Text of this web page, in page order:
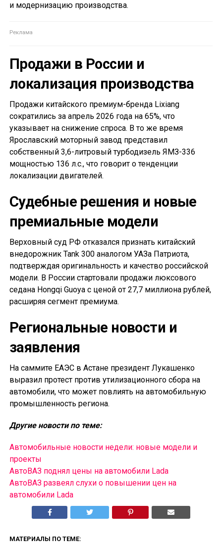
и модернизацию производства.
Продажи в России и
локализация производства
Продажи китайского премиум-бренда Lixiang
сократились за апрель 2026 года на 65%, что
указывает на снижение спроса. В то же время
Ярославский моторный завод представил
собственный 3,6-литровый турбодизель ЯМЗ-336
мощностью 136 л.с., что говорит о тенденции
локализации двигателей.
Судебные решения и новые
премиальные модели
Верховный суд РФ отказался признать китайский
внедорожник Tank 300 аналогом УАЗа Патриота,
подтверждая оригинальность и качество российской
модели. В России стартовали продажи люксового
седана Hongqi Guoya с ценой от 27,7 миллиона рублей,
расширяя сегмент премиума.
Региональные новости и
заявления
На саммите ЕАЭС в Астане президент Лукашенко
выразил протест против утилизационного сбора на
автомобили, что может повлиять на автомобильную
промышленность региона.
Другие новости по теме:
Автомобильные новости недели: новые модели и
проекты
АвтоВАЗ поднял цены на автомобили Lada
АвтоВАЗ развеял слухи о повышении цен на
автомобили Lada
МАТЕРИАЛЫ ПО ТЕМЕ: